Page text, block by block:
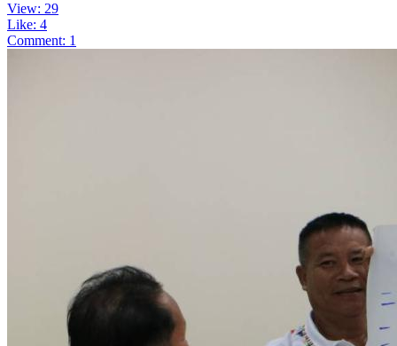
View: 29
Like: 4
Comment: 1